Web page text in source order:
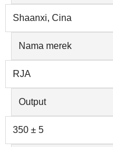
Shaanxi, Cina
Nama merek
RJA
Output
350 ± 5